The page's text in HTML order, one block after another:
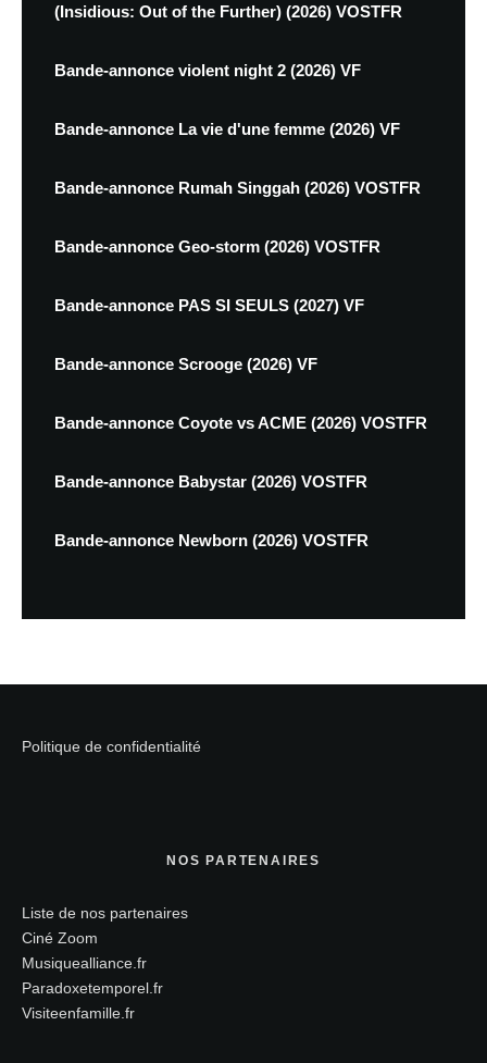
(Insidious: Out of the Further) (2026) VOSTFR
Bande-annonce violent night 2 (2026) VF
Bande-annonce La vie d'une femme (2026) VF
Bande-annonce Rumah Singgah (2026) VOSTFR
Bande-annonce Geo-storm (2026) VOSTFR
Bande-annonce PAS SI SEULS (2027) VF
Bande-annonce Scrooge (2026) VF
Bande-annonce Coyote vs ACME (2026) VOSTFR
Bande-annonce Babystar (2026) VOSTFR
Bande-annonce Newborn (2026) VOSTFR
Politique de confidentialité
NOS PARTENAIRES
Liste de nos partenaires
Ciné Zoom
Musiquealliance.fr
Paradoxetemporel.fr
Visiteenfamille.fr